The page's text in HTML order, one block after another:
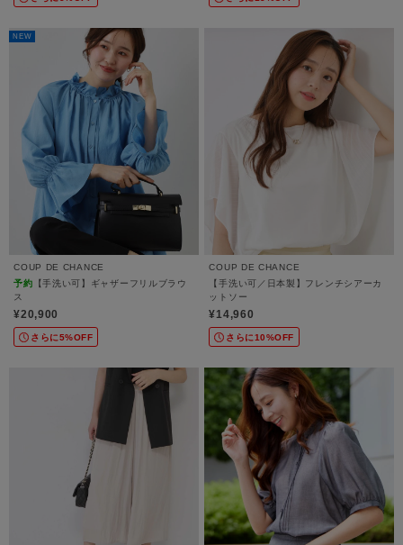
NEW
COUP DE CHANCE
予約 【手洗い可】ギャザーフリルブラウ
ス
¥20,900
さらに5%OFF
COUP DE CHANCE
【手洗い可／日本製】フレンチシアーカ
ットソー
¥14,960
さらに10%OFF